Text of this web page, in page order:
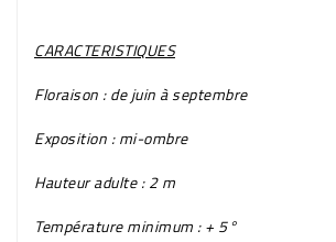
CARACTERISTIQUES
Floraison: de juin à septembre
Exposition: mi-ombre
Hauteur adulte: 2 m
Température minimum: + 5°